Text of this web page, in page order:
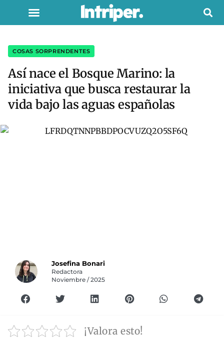
COSAS SORPRENDENTES
Así nace el Bosque Marino: la
iniciativa que busca restaurar la
vida bajo las aguas españolas
Josefina Bonari
Redactora
Noviembre / 2025
¡Valora esto!